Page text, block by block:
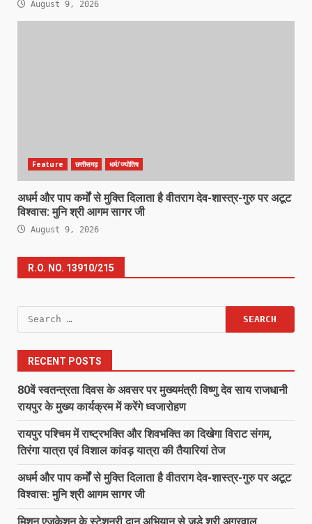
August 9, 2026
Feature छत्तीसगढ़ धर्म/ज्योतिष
अधर्म और पाप कर्मों से मुक्ति दिलाता है वीतराग देव-शास्त्र-गुरु पर अटूट
विश्वास: मुनि श्री आगम सागर जी
August 9, 2026
R.O. NO. 13910/215
Search
for:
RECENT POSTS
80वें स्वतन्त्रता दिवस के अवसर पर मुख्यमंत्री विष्णु देव साय राजधानी
रायपुर के मुख्य कार्यक्रम में करेंगे ध्वजारोहण
रायपुर पश्चिम में राष्ट्रभक्ति और शिवभक्ति का दिखेगा विराट संगम,
तिरंगा यात्रा एवं विशाल कांवड़ यात्रा की तैयारियां तेज
अधर्म और पाप कर्मों से मुक्ति दिलाता है वीतराग देव-शास्त्र-गुरु पर अटूट
विश्वास: मुनि श्री आगम सागर जी